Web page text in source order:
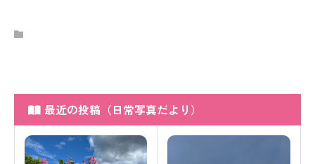
最近の投稿（日常写真だより）